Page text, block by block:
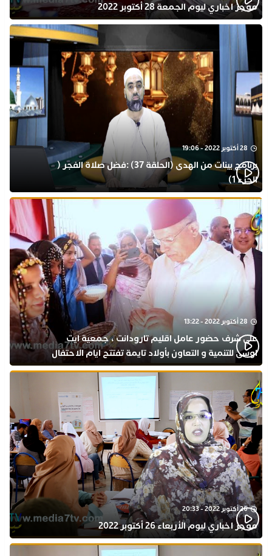
موجز اخباري ليوم الجمعة 28 أكتوبر 2022
28 أكتوبر 2022 - 19:06
برنامج بينات من الهدى (الحلقة 37) :فضل صلاة الفجر (
الجزء 1)
28 أكتوبر 2022 - 13:22
على شرف حضور عامل اقليم تارودانت ، جمعية ايت
اوسى للتنمية و التعاون بأولاد تايمة تفتتح ايام الاحتفال
بذكرى المولد النبوي
26 أكتوبر 2022 - 20:33
موجز اخباري ليوم الأربعاء 26 أكتوبر 2022